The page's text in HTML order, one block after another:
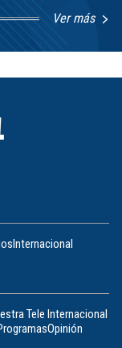
Ver más
Internacional
Tele Internacional
Opinión